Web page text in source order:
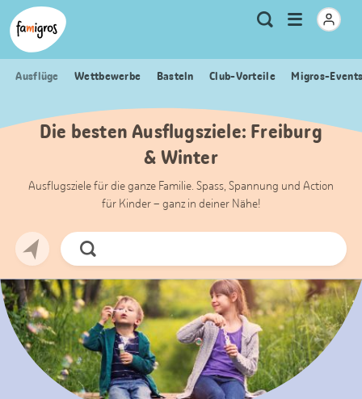
Sprungmarken
Navigation
Header
Logo
Meta
Navigation
Suche
Menu
öffnen
Ausflüge Wettbewerbe Basteln Club-Vorteile Migros-
Die besten Ausflugsziele: Freiburg
& Winter
Ausflugsziele für die ganze Familie. Spass, Spannung und Action
für Kinder – ganz in deiner Nähe!
Jetzt
Suchen